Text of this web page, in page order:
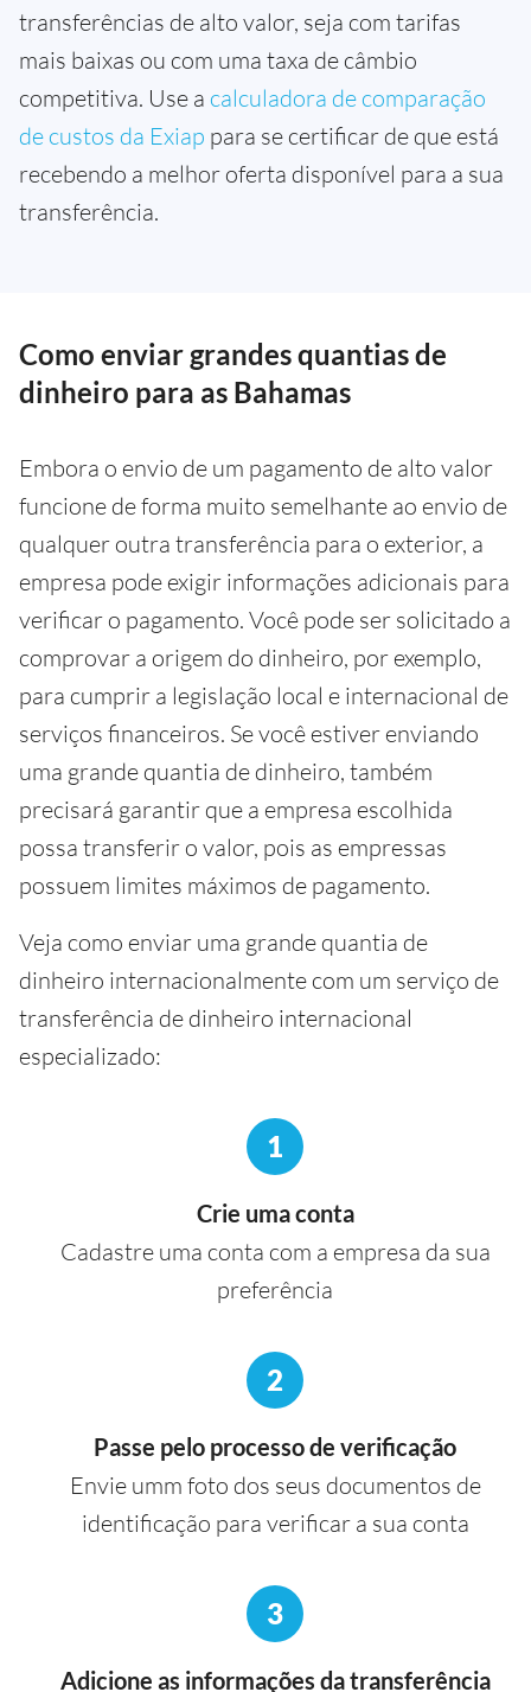
transferências de alto valor, seja com tarifas
mais baixas ou com uma taxa de câmbio
competitiva. Use a calculadora de comparação
de custos da Exiap para se certificar de que está
recebendo a melhor oferta disponível para a sua
transferência.
Como enviar grandes quantias de
dinheiro para as Bahamas
Embora o envio de um pagamento de alto valor
funcione de forma muito semelhante ao envio de
qualquer outra transferência para o exterior, a
empresa pode exigir informações adicionais para
verificar o pagamento. Você pode ser solicitado a
comprovar a origem do dinheiro, por exemplo,
para cumprir a legislação local e internacional de
serviços financeiros. Se você estiver enviando
uma grande quantia de dinheiro, também
precisará garantir que a empresa escolhida
possa transferir o valor, pois as empressas
possuem limites máximos de pagamento.
Veja como enviar uma grande quantia de
dinheiro internacionalmente com um serviço de
transferência de dinheiro internacional
especializado:
1
Crie uma conta
Cadastre uma conta com a empresa da sua
preferência
2
Passe pelo processo de verificação
Envie umm foto dos seus documentos de
identificação para verificar a sua conta
3
Adicione as informações da transferência